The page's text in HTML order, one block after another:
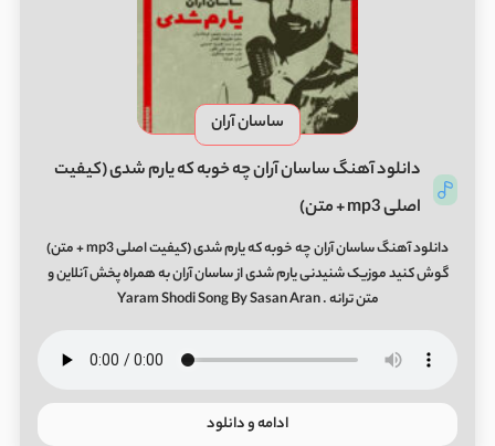
ساسان آران
دانلود آهنگ ساسان آران چه خوبه که یارم شدی (کیفیت
اصلی mp3 + متن)
دانلود آهنگ ساسان آران چه خوبه که یارم شدی (کیفیت اصلی mp3 + متن)
گوش کنید موزیک شنیدنی یارم شدی از ساسان آران به همراه پخش آنلاین و
متن ترانه . Yaram Shodi Song By Sasan Aran
ادامه و دانلود